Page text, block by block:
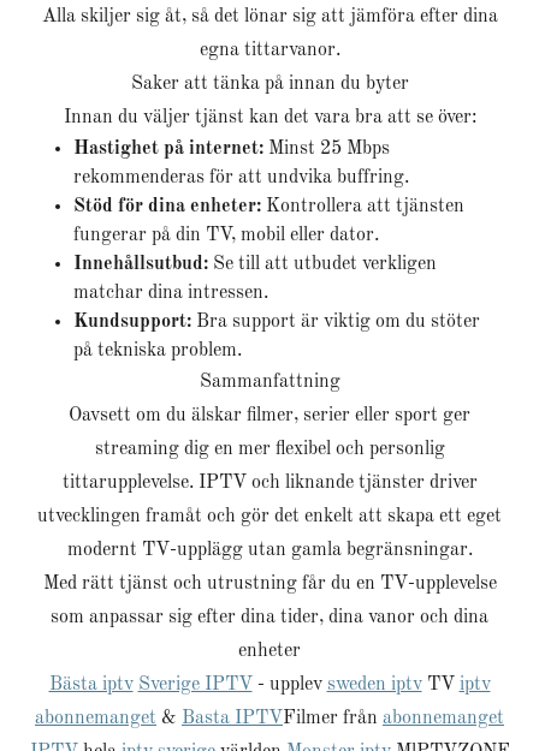
Alla skiljer sig åt, så det lönar sig att jämföra efter dina
egna tittarvanor.
Saker att tänka på innan du byter
Innan du väljer tjänst kan det vara bra att se över:
Hastighet på internet:Minst 25 Mbps
rekommenderas för att undvika buffring.
Stöd för dina enheter:Kontrollera att tjänsten
fungerar på din TV, mobil eller dator.
Innehållsutbud:Se till att utbudet verkligen
matchar dina intressen.
Kundsupport:Bra support är viktig om du stöter
på tekniska problem.
Sammanfattning
Oavsett om du älskar filmer, serier eller sport ger
streaming dig en mer flexibel och personlig
tittarupplevelse. IPTV och liknande tjänster driver
utvecklingen framåt och gör det enkelt att skapa ett eget
modernt TV-upplägg utan gamla begränsningar.
Med rätt tjänst och utrustning får du en TV-upplevelse
som anpassar sig efter dina tider, dina vanor och dina
enheter
Bästa iptv Sverige IPTV - upplev sweden iptvTV iptv
abonnemanget & Basta IPTVFilmer från abonnemanget